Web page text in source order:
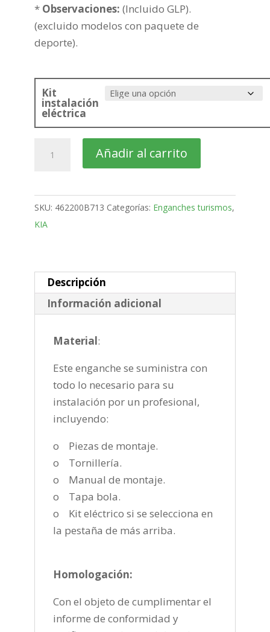
* Observaciones: (Incluido GLP).
(excluido modelos con paquete de
deporte).
Kit
instalación
eléctrica
Cee'd
Puertas
Bola
fija
2012
cantidad
Añadir al carrito
SKU: 462200B713 Categorías: Enganches turismos,
KIA
Descripción
Información adicional
Material:
Este enganche se suministra con
todo lo necesario para su
instalación por un profesional,
incluyendo:
o Piezas de montaje.
o Tornillería.
o Manual de montaje.
o Tapa bola.
o Kit eléctrico si se selecciona en
la pestaña de más arriba.
Homologación:
Con el objeto de cumplimentar el
informe de conformidad y